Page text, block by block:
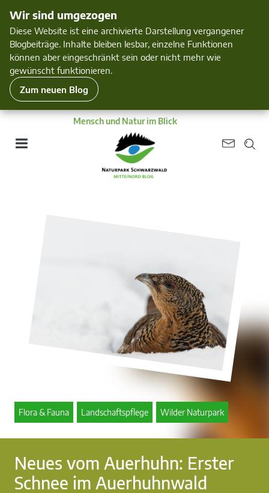
Wir sind umgezogen
Diese Website ist eine archivierte Darstellung vergangener
Blogbeiträge. Inhalte bleiben lesbar, einzelne Funktionen
können aber eingeschränkt sein oder nicht mehr wie
gewünscht funktionieren.
Zum neuen Blog
Mensch und Natur im Blick
Neues vom Auerhuhn: Erster
Schnee im Auerhuhnwald
Flora & Fauna Landschaftspflege Wilder Naturpark